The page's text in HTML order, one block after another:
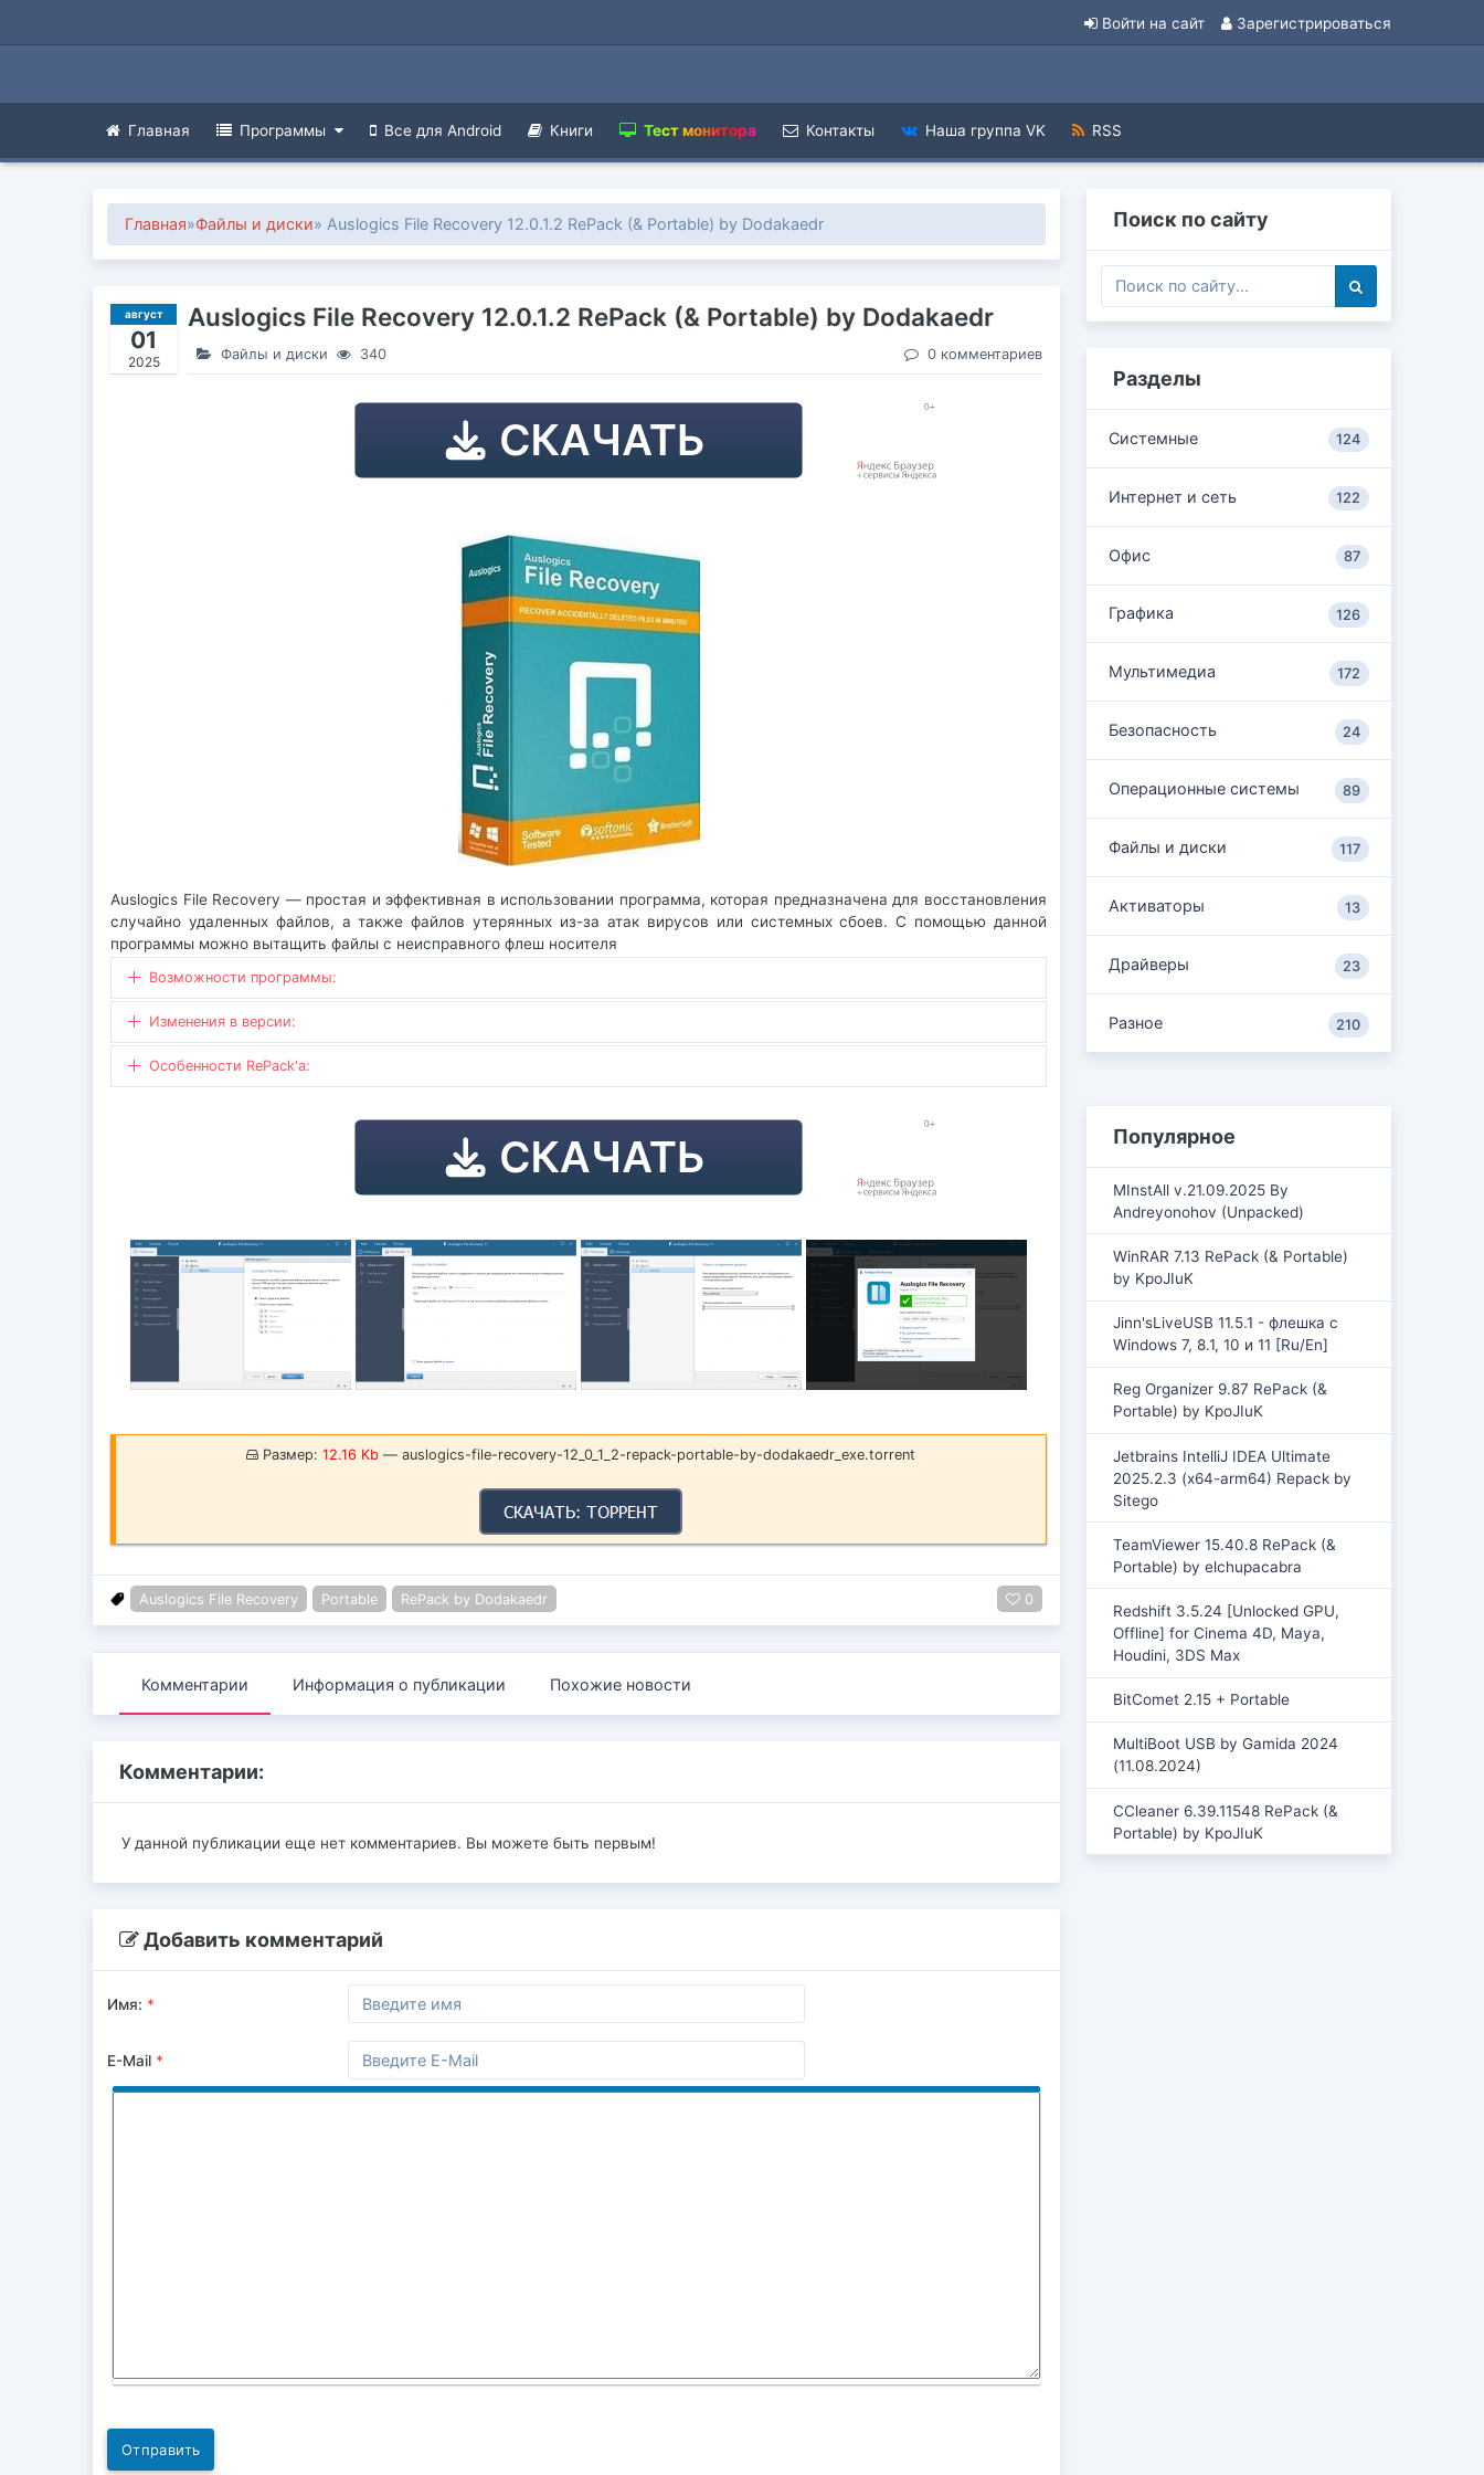
Войти на сайт Зарегистрироваться
Главная Программы Все для Android Книги Тест монитора Контакты Наша группа VK RSS
Главная»Файлы и диски» Auslogics File Recovery 12.0.1.2 RePack (& Portable) by Dodakaedr
август
01
2025
Auslogics File Recovery 12.0.1.2 RePack (& Portable) by Dodakaedr
Файлы и диски 340 0 комментариев
Auslogics File Recovery — простая и эффективная в использовании программа, которая предназначена для восстановления
случайно удаленных файлов, а также файлов утерянных из-за атак вирусов или системных сбоев. С помощью данной
программы можно вытащить файлы с неисправного флеш носителя
Возможности программы:
Изменения в версии:
Особенности RePack'a:
Размер: 12.16 Kb — auslogics-file-recovery-12_0_1_2-repack-portable-by-dodakaedr_exe.torrent
Auslogics File Recovery Portable RePack by Dodakaedr 0
Комментарии Информация о публикации Похожие новости
Комментарии:
У данной публикации еще нет комментариев. Вы можете быть первым!
Добавить комментарий
Имя: *
E-Mail *
Отправить
Поиск по сайту
Разделы
Системные 124
Интернет и сеть 122
Офис 87
Графика 126
Мультимедиа 172
Безопасность 24
Операционные системы 89
Файлы и диски 117
Активаторы 13
Драйверы 23
Разное 210
Популярное
MInstAll v.21.09.2025 By
Andreyonohov (Unpacked)
WinRAR 7.13 RePack (& Portable)
by KpoJIuK
Jinn'sLiveUSB 11.5.1 - флешка с
Windows 7, 8.1, 10 и 11 [Ru/En]
Reg Organizer 9.87 RePack (&
Portable) by KpoJIuK
Jetbrains IntelliJ IDEA Ultimate
2025.2.3 (x64-arm64) Repack by
Sitego
TeamViewer 15.40.8 RePack (&
Portable) by elchupacabra
Redshift 3.5.24 [Unlocked GPU,
Offline] for Cinema 4D, Maya,
Houdini, 3DS Max
BitComet 2.15 + Portable
MultiBoot USB by Gamida 2024
(11.08.2024)
CCleaner 6.39.11548 RePack (&
Portable) by KpoJIuK